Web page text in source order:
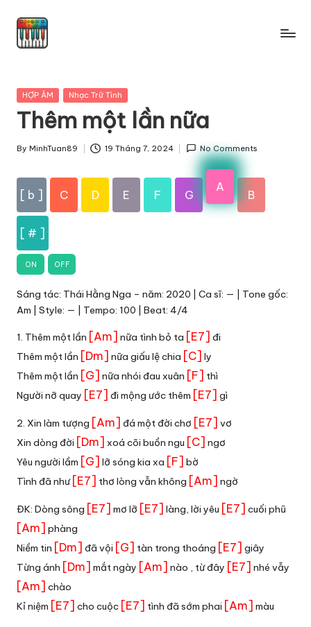
Skip
Posted
HỢP ÂM Nhạc Trữ Tình
Thêm một lần nữa
Posted
By MinhTuan89 19 Tháng 7, 2024 No Comments
[ b ] C D E F G
A
B
[ # ]
ON OFF
Sáng tác: Thái Hằng Nga – năm: 2020 | Ca sĩ: — | Tone gốc:
Am | Style: — | Tempo: 100 | Beat: 4/4
1. Thêm một lần [Am] nữa tình bỏ ta [E7] đi
Thêm một lần [Dm] nữa giấu lệ chia [C] ly
Thêm một lần [G] nữa nhói đau xuân [F] thì
Người nỡ quay [E7] đi mộng ước thêm [E7] gì
2. Xin làm tượng [Am] đá một đời chơ [E7] vơ
Xin dòng đời [Dm] xoá cõi buồn ngu [C] ngơ
Yêu người lầm [G] lỡ sóng kia xa [F] bờ
Tình đã như [E7] thơ lòng vẫn không [Am] ngờ
ĐK: Dòng sông [E7] mơ lỡ [E7] làng, lời yêu [E7] cuối phũ
[Am] phàng
Niềm tin [Dm] đã vội [G] tàn trong thoáng [E7] giây
Từng ánh [Dm] mắt ngày [Am] nào , từ đây [E7] nhé vẫy
[Am] chào
Kỉ niệm [E7] cho cuộc [E7] tình đã sớm phai [Am] màu